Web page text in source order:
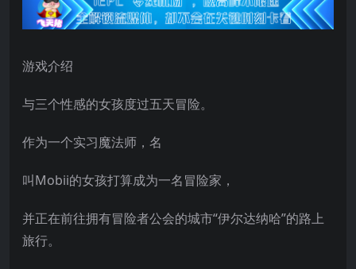
游戏介绍
与三个性感的女孩度过五天冒险。
作为一个实习魔法师，名
叫Mobii的女孩打算成为一名冒险家，
并正在前往拥有冒险者公会的城市“伊尔达纳哈”的路上
旅行。